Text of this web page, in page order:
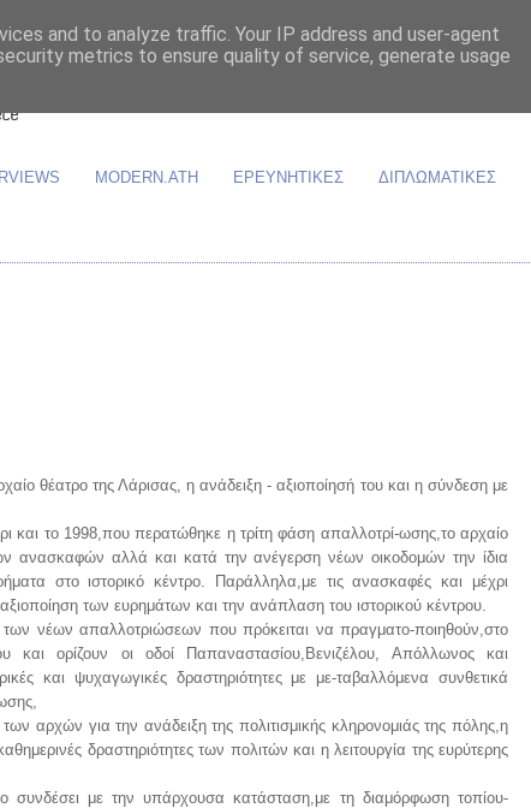
MODERN.ATH ΕΡΕΥΝΗΤΙΚΕΣ ΔΙΠΛΩΜΑΤΙΚΕΣ
θέατρο της Λάρισας, η ανάδειξη - αξιοποίησή του και η σύνδεση με
και το 1998,που περατώθηκε η τρίτη φάση απαλλοτρί-ωσης,το αρχαίο
ανασκαφών αλλά και κατά την ανέγερση νέων οικοδομών την ίδια
στο ιστορικό κέντρο. Παράλληλα,με τις ανασκαφές και μέχρι
των ευρημάτων και την ανάπλαση του ιστορικού κέντρου.
νέων απαλλοτριώσεων που πρόκειται να πραγματο-ποιηθούν,στο
ορίζουν οι οδοί Παπαναστασίου,Βενιζέλου, Απόλλωνος και
και ψυχαγωγικές δραστηριότητες με με-ταβαλλόμενα συνθετικά
αρχών για την ανάδειξη της πολιτισμικής κληρονομιάς της πόλης,η
δραστηριότητες των πολιτών και η λειτουργία της ευρύτερης
με την υπάρχουσα κατάσταση,με τη διαμόρφωση τοπίου-
and to analyze traffic. Your IP address and user-agent
metrics to ensure quality of service, generate usage